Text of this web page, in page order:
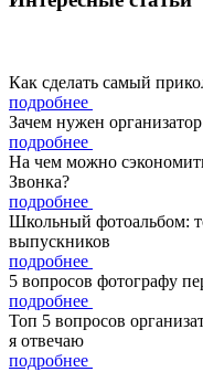
Как сделать самый
подробнее
Зачем нужен
подробнее
На чем можно
Звонка?
подробнее
Школьный фотоальбом:
выпускников
подробнее
5 вопросов фотографу
подробнее
Топ 5 вопросов
я отвечаю
подробнее